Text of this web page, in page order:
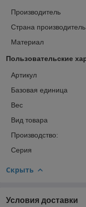
Производитель
Страна производитель
Материал
Пользовательские
Артикул
Базовая единица
Вес
Вид товара
Производство:
Серия
Скрыть
Условия доставки